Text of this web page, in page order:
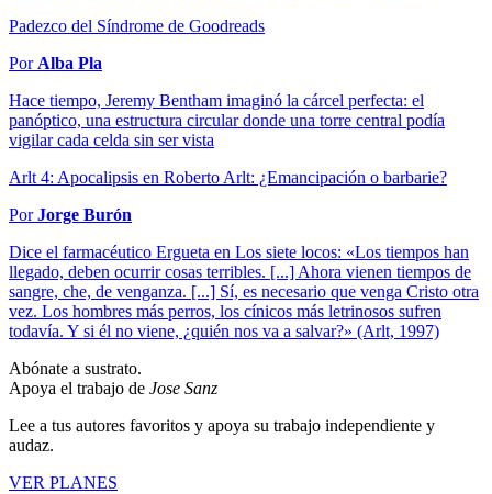
Padezco del Síndrome de Goodreads
Por Alba Pla
Hace tiempo, Jeremy Bentham imaginó la cárcel perfecta: el
panóptico, una estructura circular donde una torre central podía
vigilar cada celda sin ser vista
Arlt 4: Apocalipsis en Roberto Arlt: ¿Emancipación o barbarie?
PorJorge Burón
Dice el farmacéutico Ergueta en Los siete locos: «Los tiempos han
llegado, deben ocurrir cosas terribles. [...] Ahora vienen tiempos de
sangre, che, de venganza. [...] Sí, es necesario que venga Cristo otra
vez. Los hombres más perros, los cínicos más letrinosos sufren
todavía. Y si él no viene, ¿quién nos va a salvar?» (Arlt, 1997)
Abónate a sustrato.
Apoya el trabajo de Jose Sanz
Lee a tus autores favoritos y apoya su trabajo independiente y
audaz.
VER PLANES